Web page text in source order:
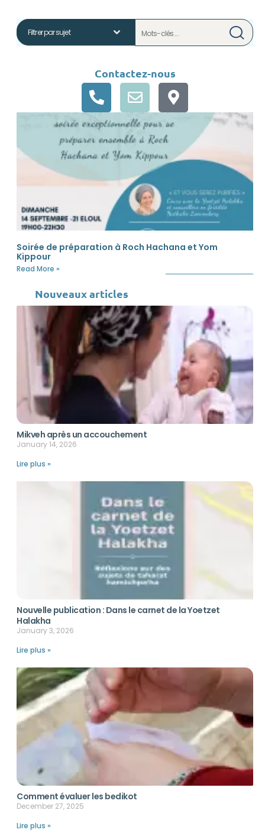
Contactez-nous
Soirée de préparation à Roch Hachana et Yom
Kippour
Read More »
Nouveaux articles
Mikveh après un accouchement
January 14, 2026
Lire plus »
Nouvelle publication : Dans le carnet de la Yoetzet
Halakha
January 3, 2026
Lire plus »
Comment évaluer les bedikot
December 27, 2025
Lire plus »